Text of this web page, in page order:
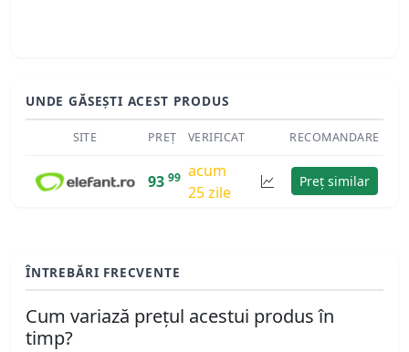
UNDE GĂSEȘTI ACEST PRODUS
SITE PREȚ VERIFICAT RECOMANDARE
93 99 acum
25 zile
Preț similar
ÎNTREBĂRI FRECVENTE
Cum variază prețul acestui produs în
timp?